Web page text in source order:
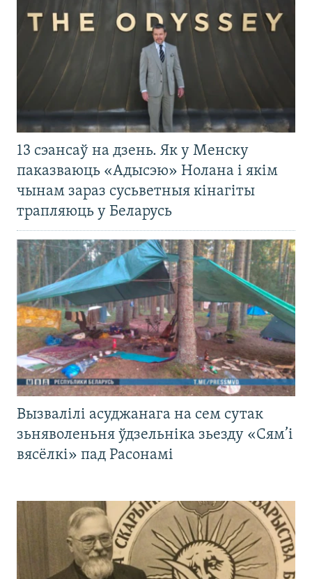
13 сэансаў на дзень. Як у Менску
паказваюць «Адысэю» Нолана і якім
чынам зараз сусьветныя кінагіты
трапляюць у Беларусь
Вызвалілі асуджанага на сем сутак
зьняволеньня ўдзельніка зьезду «Сям’і
вясёлкі» пад Расонамі